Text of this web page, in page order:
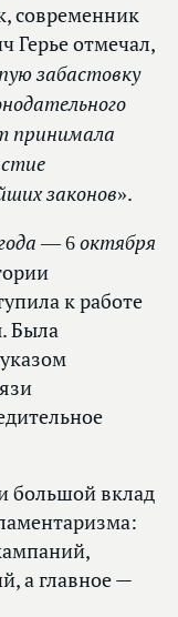
современник
Герье отмечал,
забастовку
принимала
законов».
— 6 октября
к работе
Была
большой вклад
а главное —